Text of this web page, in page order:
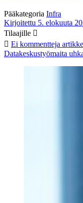
Pääkategoria Infra
Kirjoitettu 5. elokuuta
Tilaajille
Ei kommentteja
Datakeskustyömaita